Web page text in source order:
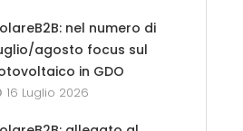
nel numero di
agosto focus sul
in GDO
16 Luglio 2026